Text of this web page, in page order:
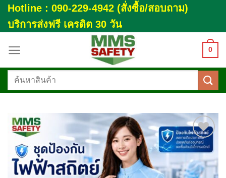
Skip
to
content
Hotline : 090-229-4942 (สั่งซื้อ/สอบถาม)
บริการส่งฟรี เครดิต 30 วัน
0
ค้นหา:
Add to
wishlist